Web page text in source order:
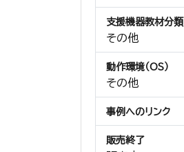
支援機器教材分類
その他
動作環境（OS）
その他
事例へのリンク
販売終了